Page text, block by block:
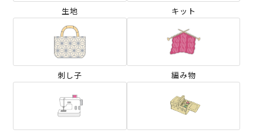
生地 キット
刺し子 編み物